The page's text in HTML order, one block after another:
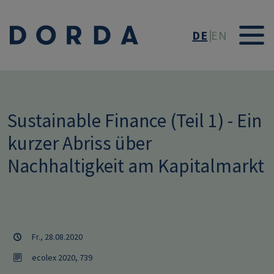
DE EN
Sustainable Finance (Teil 1) - Ein
kurzer Abriss über
Nachhaltigkeit am Kapitalmarkt
Fr., 28.08.2020
ecolex 2020, 739